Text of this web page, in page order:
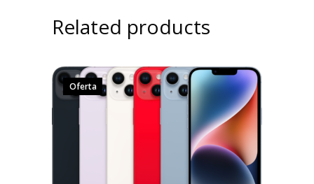
Related products
Oferta